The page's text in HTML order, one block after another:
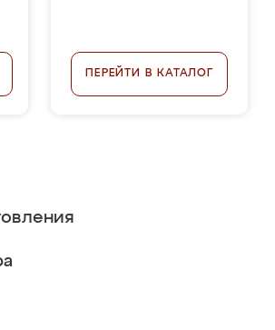
ПЕРЕЙТИ В КАТАЛОГ